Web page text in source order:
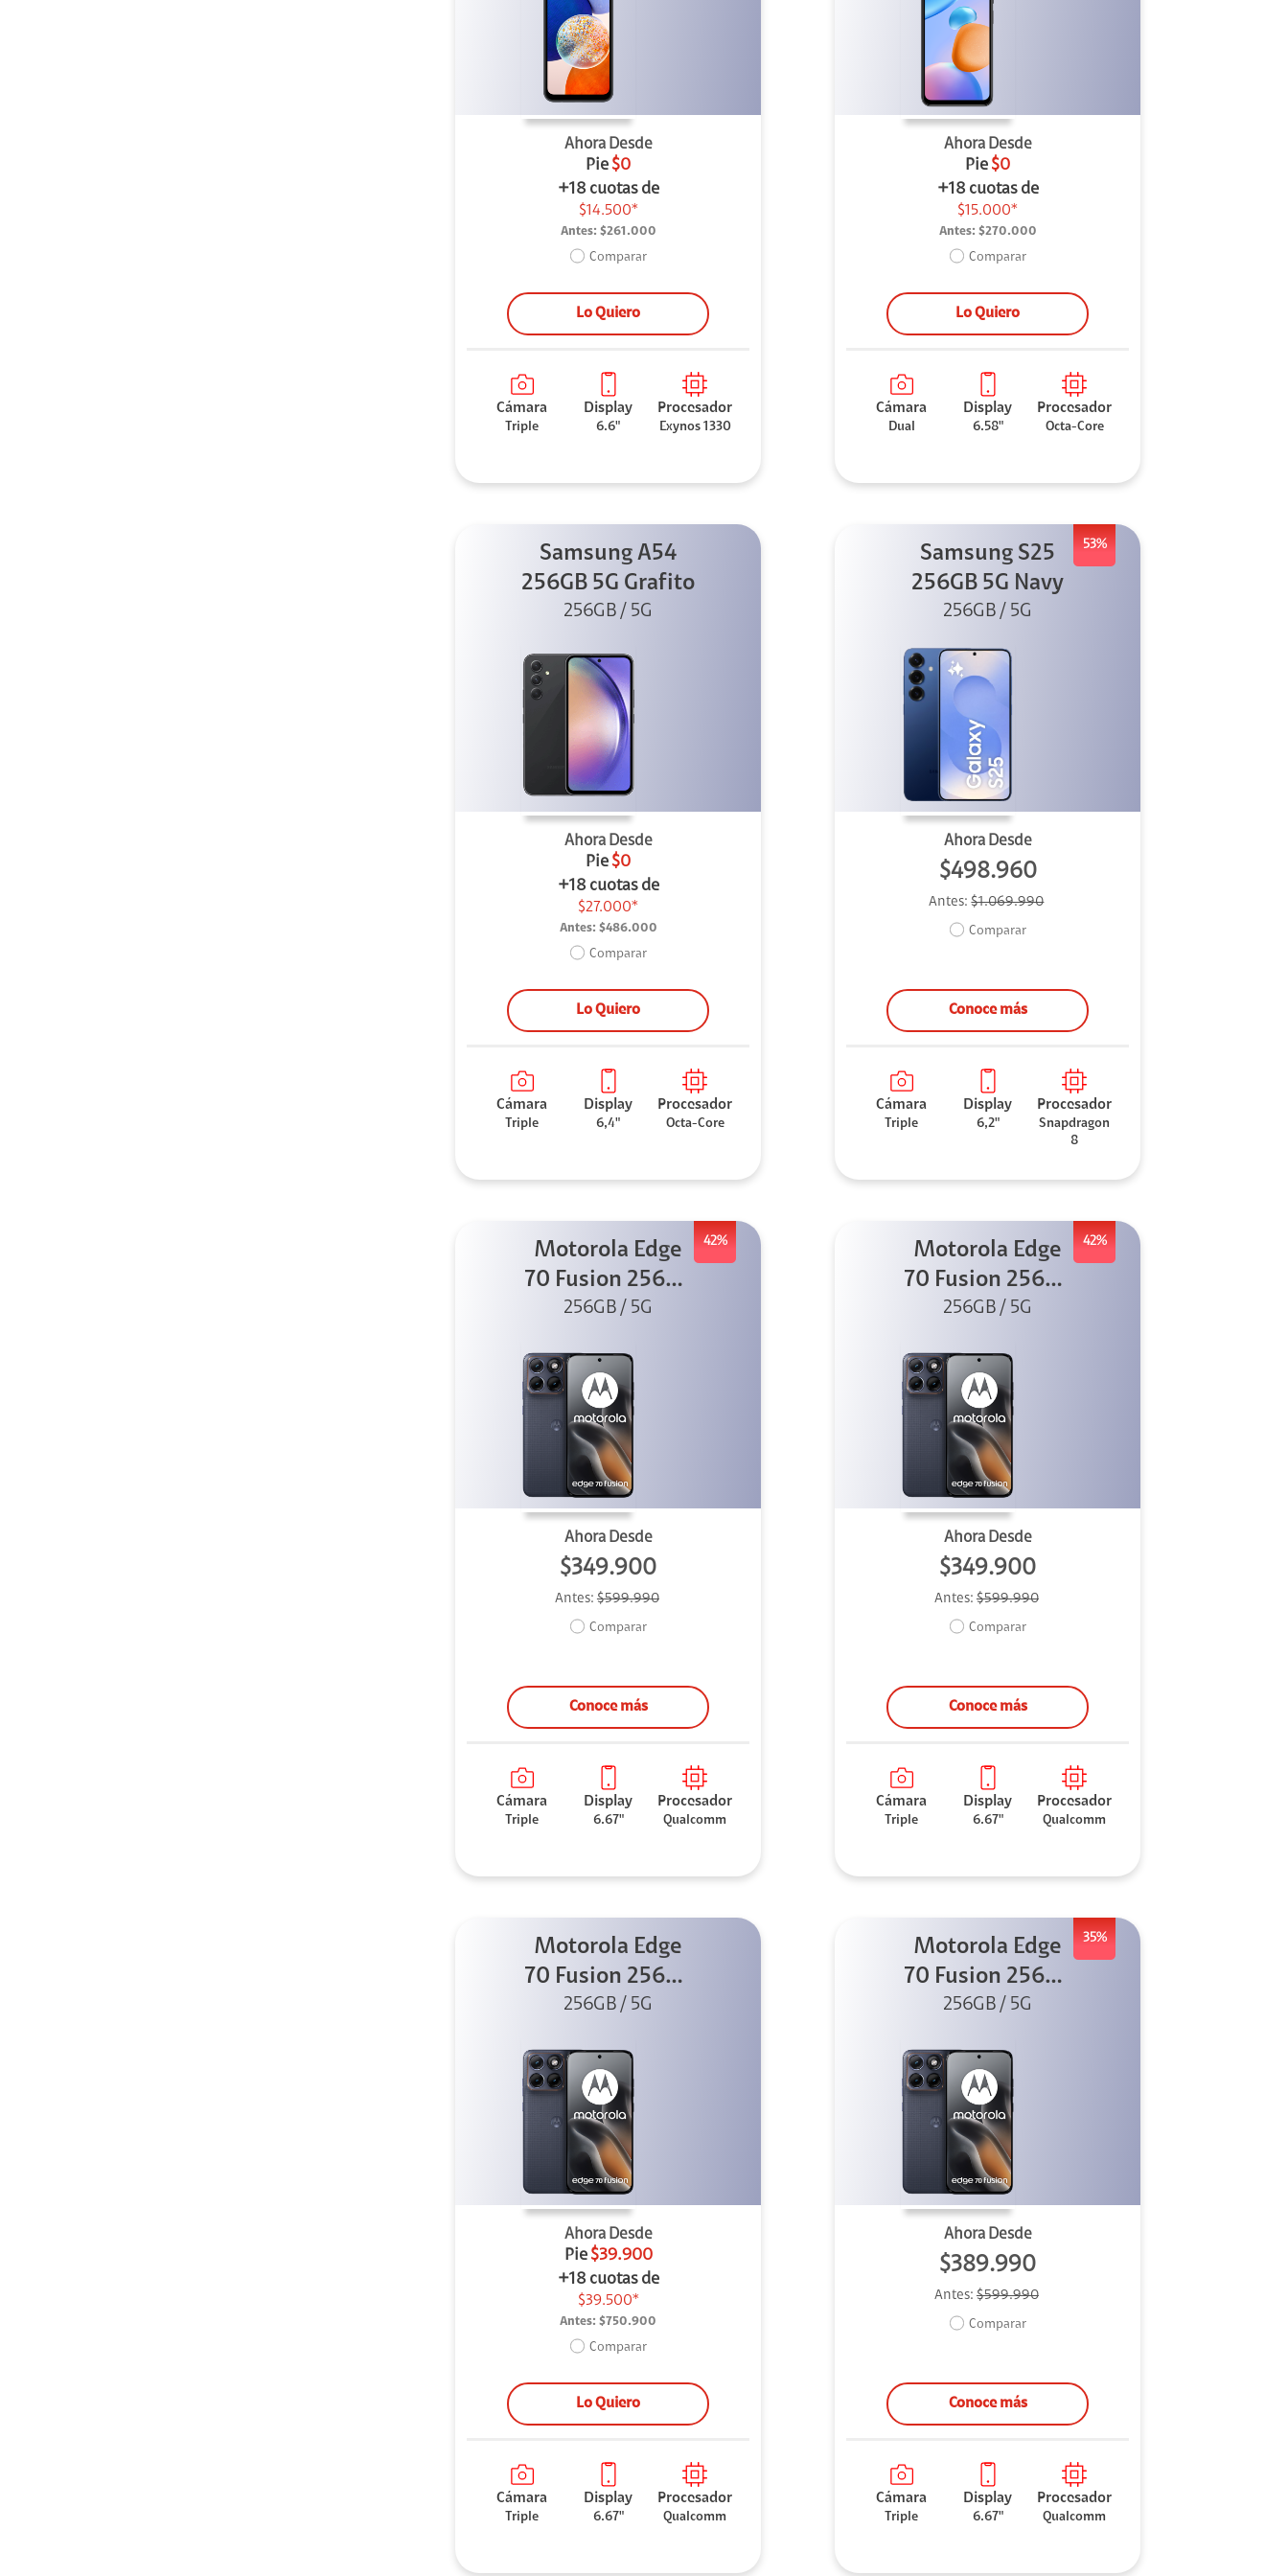
Ahora Desde
Pie $0
+18 cuotas de
$14.500*
Antes: $261.000
Comparar
Lo Quiero
Cámara
Triple
Display
6.6"
Procesador
Exynos 1330
Ahora Desde
Pie $0
+18 cuotas de
$15.000*
Antes: $270.000
Comparar
Lo Quiero
Cámara
Dual
Display
6.58"
Procesador
Octa-Core
Samsung A54
256GB 5G Grafito
256GB / 5G
Ahora Desde
Pie $0
+18 cuotas de
$27.000*
Antes: $486.000
Comparar
Lo Quiero
Cámara
Triple
Display
6,4"
Procesador
Octa-Core
53%
Samsung S25
256GB 5G Navy
256GB / 5G
Ahora Desde
$498.960
Antes:$1.069.990
Comparar
Conoce más
Cámara
Triple
Display
6,2"
Procesador
Snapdragon
8
42%
Motorola Edge
70 Fusion 256GB
Azul
256GB / 5G
Ahora Desde
$349.900
Antes: $599.990
Comparar
Conoce más
Cámara
Triple
Display
6.67"
Procesador
Qualcomm
42%
Motorola Edge
70 Fusion 256GB
Azul
256GB / 5G
Ahora Desde
$349.900
Antes: $599.990
Comparar
Conoce más
Cámara
Triple
Display
6.67"
Procesador
Qualcomm
Motorola Edge
70 Fusion 256GB
Azul
256GB / 5G
Ahora Desde
Pie $39.900
+18 cuotas de
$39.500*
Antes: $750.900
Comparar
Lo Quiero
Cámara
Triple
Display
6.67"
Procesador
Qualcomm
35%
Motorola Edge
70 Fusion 256GB
Azul
256GB / 5G
Ahora Desde
$389.990
Antes: $599.990
Comparar
Conoce más
Cámara
Triple
Display
6.67"
Procesador
Qualcomm